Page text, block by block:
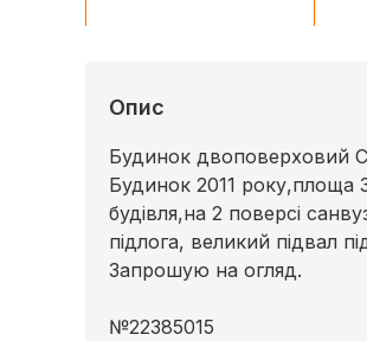
Опис
Будинок двоповерховий
Будинок 2011 року,площа
будівля,на 2 поверсі
підлога, великий підвал
Запрошую на огляд.
№22385015